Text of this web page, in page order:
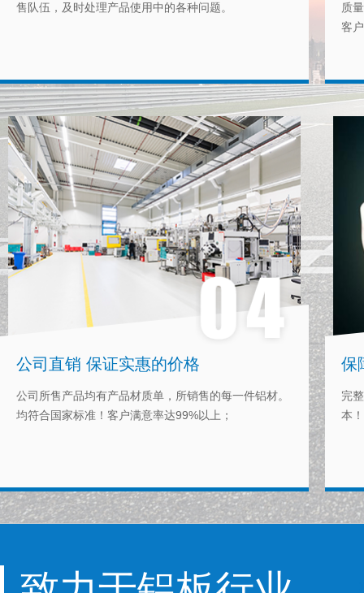
售队伍，及时处理产品使用中的各种问题。
质
客
公司直销 保证实惠的价格
公司所售产品均有产品材质单，所销售的每一件铝材。
均符合国家标准！客户满意率达99%以上；
保
完
本！